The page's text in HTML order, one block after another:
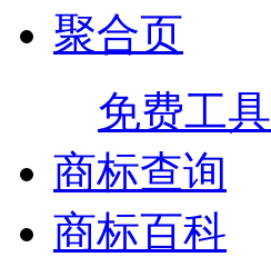
聚合页
免费工具
商标查询
商标百科